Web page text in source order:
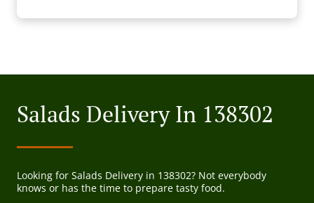
Salads Delivery In 138302
Looking for Salads Delivery in 138302? Not everybody
knows or has the time to prepare tasty food.